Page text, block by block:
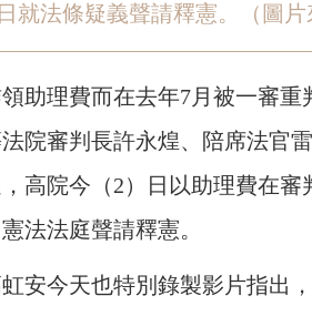
就法條疑義聲請釋憲。（圖片
助理費而在去年7月被一審
院審判長許永煌、陪席法官
高院今（2）日以助理費在
法法庭聲請釋憲。
安今天也特別錄製影片指出